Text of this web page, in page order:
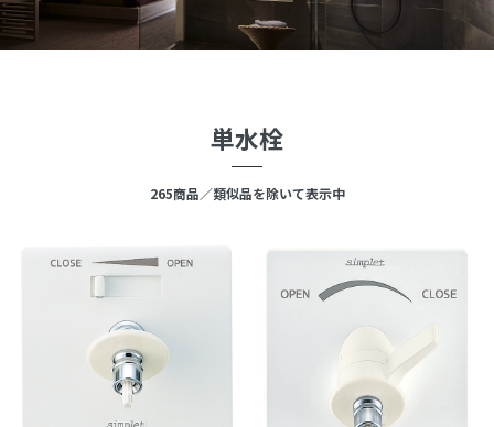
単水栓
265商品／類似品を除いて表示中